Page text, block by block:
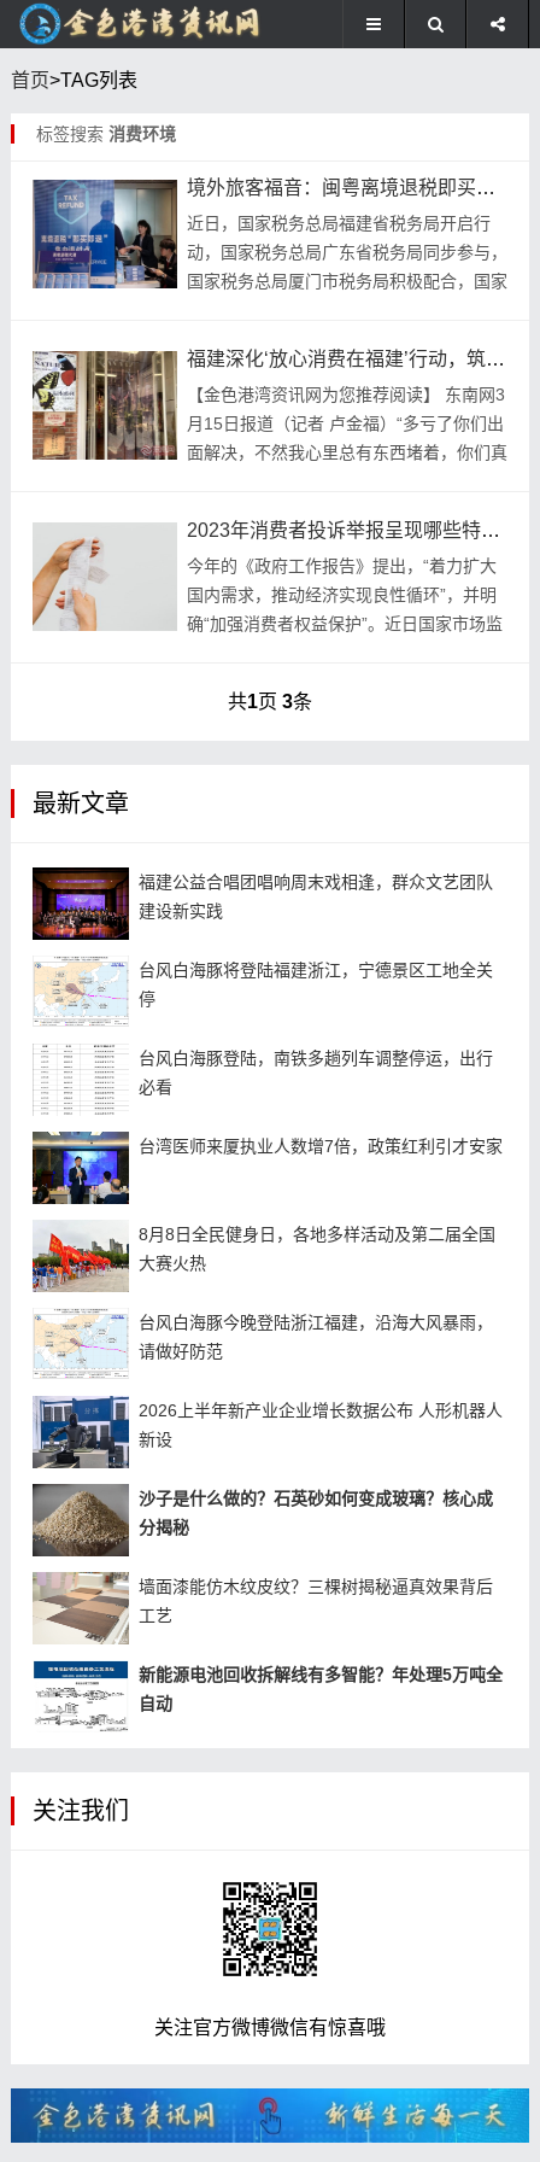
首页>TAG列表
标签搜索 消费环境
境外旅客福音：闽粤离境退税即买即退跨省互认
近日，国家税务总局福建省税务局开启行
动，国家税务总局广东省税务局同步参与，
国家税务总局厦门市税务局积极配合，国家
月1日起始...
福建深化‘放心消费在福建’行动，筑牢消费安全底线
【金色港湾资讯网为您推荐阅读】 东南网3
月15日报道（记者 卢金福）“多亏了你们出
面解决，不然我心里总有东西堵着，你们真
求助...
2023年消费者投诉举报呈现哪些特点？
今年的《政府工作报告》提出，“着力扩大
国内需求，推动经济实现良性循环”，并明
确“加强消费者权益保护”。近日国家市场监
共1页 3条
最新文章
福建公益合唱团唱响周末戏相逢，群众文艺团队
建设新实践
台风白海豚将登陆福建浙江，宁德景区工地全关
停
台风白海豚登陆，南铁多趟列车调整停运，出行
必看
台湾医师来厦执业人数增7倍，政策红利引才安家
8月8日全民健身日，各地多样活动及第二届全国
大赛火热
台风白海豚今晚登陆浙江福建，沿海大风暴雨，
请做好防范
2026上半年新产业企业增长数据公布 人形机器人
新设
沙子是什么做的？石英砂如何变成玻璃？核心成
分揭秘
墙面漆能仿木纹皮纹？三棵树揭秘逼真效果背后
工艺
新能源电池回收拆解线有多智能？年处理5万吨全
自动
关注我们
关注官方微博微信有惊喜哦